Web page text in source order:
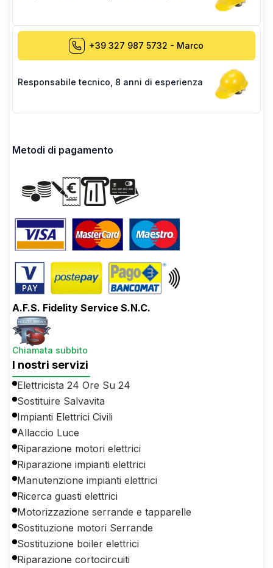
+39 327 987 5732 - Marco
Responsabile tecnico 8 anni di esperienza
Metodi di pagamento
A.F.S. Fidelity Service S.N.C.
Chiamata subbito
I nostri servizi
Elettricista 24 Ore Su 24
Sostituire Salvavita
Impianti Elettrici Civili
Allaccio Luce
Riparazione motori elettrici
Riparazione impianti elettrici
Manutenzione impianti elettrici
Ricerca guasti elettrici
Motorizzazione serrande e tapparelle
Sostituzione motori Serrande
Sostituzione boiler elettrici
Riparazione cortocircuiti